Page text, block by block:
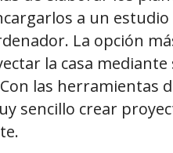
a un
La opción
la casa
las herramientas
sencillo crear